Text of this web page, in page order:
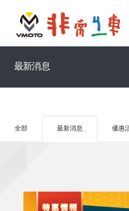
最新消息
全部 最新消息 優惠